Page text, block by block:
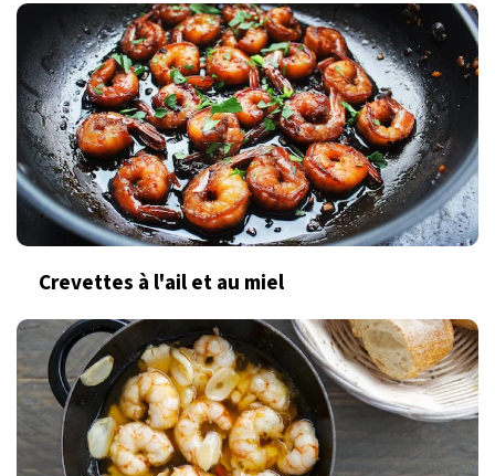
Crevettes à l'ail et au miel